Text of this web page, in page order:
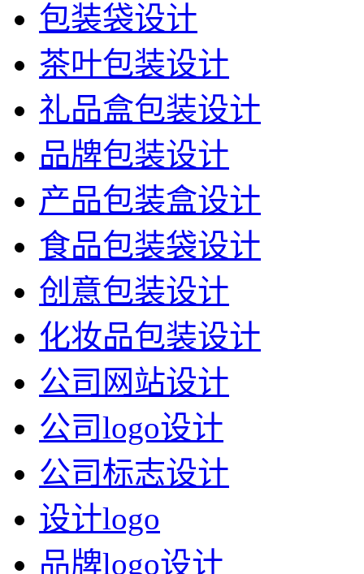
包装袋设计
茶叶包装设计
礼品盒包装设计
品牌包装设计
产品包装盒设计
食品包装袋设计
创意包装设计
化妆品包装设计
公司网站设计
公司logo设计
公司标志设计
设计logo
品牌logo设计